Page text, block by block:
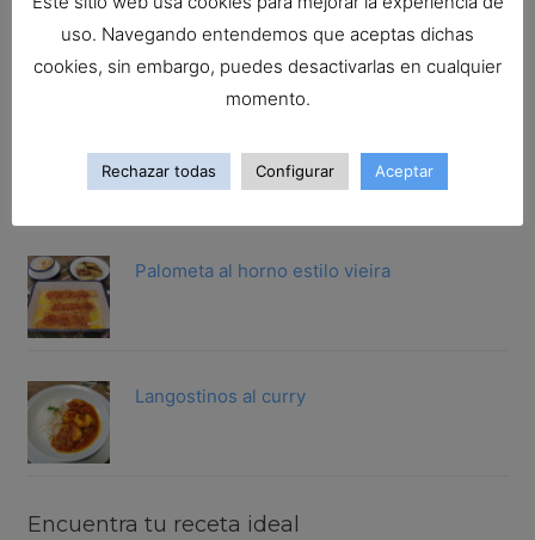
cualqu...
Palometa al horno estilo vieira
Langostinos al curry
Encuentra tu receta ideal
uso. Navegando entendemos que aceptas dichas
cookies, sin embargo, puedes desactivarlas en cualquier
momento.
Rechazar todas Configurar Aceptar